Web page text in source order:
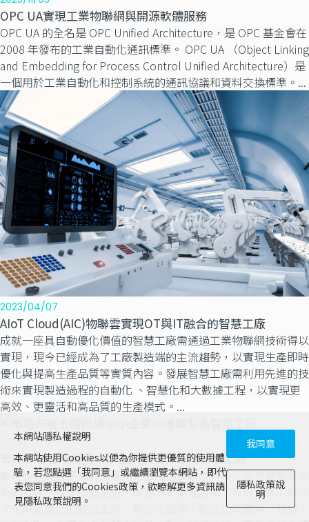
OPC UA實現工業物聯網與開源軟體服務
OPC UA 的全名是 OPC Unified Architecture，是 OPC 基金會在
2008 年發布的工業自動化通訊標準。 OPC UA （Object Linking
and Embedding for Process Control Unified Architecture）是
一個用於工業自動化和控制系統的通訊協議和資料交換標準。...
2023/04/07
AIoT Cloud(AIC)物聯雲實現OT與IT融合的智慧工廠
成就一座具自動優化價值的智慧工廠需通過工業物聯網技術得以
實現，現今已經成為了工廠製造端的主流趨勢，以實現生產即時
優化與提高生產品質等實質內容。發展智慧工廠需利用先進的技
術來實現製造過程的自動化 、智慧化和大數據工程，以實現更
高效、更靈活和高品質的生產模式。...
2023/02/01
策略布署五階段讓中小企業快速轉型為智慧工廠
數位轉型為將既有的營運模式加入結合數位科技，從整體營運流
程的發展、企業價值主張、顧客消費旅程體驗、發展企業的數位
文化與最適化的數位工具、數位化設備、數位化軟體等，包括：
本網站隱私權說明
本網站使用Cookies以便為你提供更優質的使用體
驗，若您點選「我同意」或繼續瀏覽本網站，即代
表您同意我們的Cookies政策，欲暸解更多資訊請
見隱私政策說明。
我同意
隱私政策說
明